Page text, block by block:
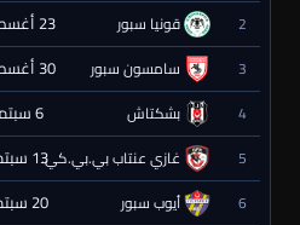
2 قونيا سبور 23 أغسطس 2026 - 20:00
3 سامسون سبور 30 أغسطس 2026 - 20:00
4 بشكتاش 6 سبتمبر 2026 - 20:00
5 غازي عنتاب بي.بي.كي.13 سبتمبر 2026 - 20:00
6 أيوب سبور 20 سبتمبر 2026 - 20:00